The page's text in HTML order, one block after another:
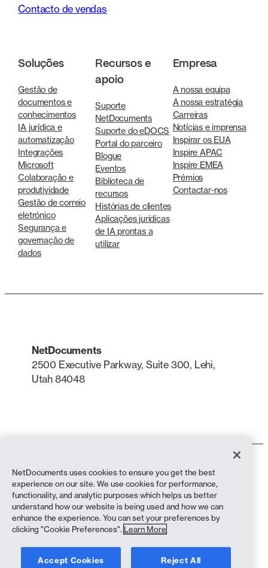
Contacto de vendas
Soluções
Gestão de
documentos e
conhecimentos
IA jurídica e
automatização
Integrações
Microsoft
Colaboração e
produtividade
Gestão de correio
eletrónico
Segurança e
governação de
dados
Recursos e
apoio
Suporte
NetDocuments
Suporte do eDOCS
Portal do parceiro
Blogue
Eventos
Biblioteca de
recursos
Histórias de clientes
Aplicações jurídicas
de IA prontas a
utilizar
Empresa
A nossa equipa
A nossa estratégia
Carreiras
Notícias e imprensa
Inspirar os EUA
Inspire APAC
Inspire EMEA
Prémios
Contactar-nos
NetDocuments
2500 Executive Parkway, Suite 300, Lehi,
Utah 84048
Política de privacidade
Política de privacidade (residentes na Califórnia)
Declaração contra a Escravidão
Política de cookies
Conformidade
Copyright © 2026 NetDocuments Software, Inc. Todos os direitos
NetDocuments uses cookies to ensure you get the best
experience on our site. We use cookies for performance,
functionality, and analytic purposes which helps us better
understand how our website is being used and how we can
enhance the experience. You can set your preferences by
clicking "Cookie Preferences". Learn More
Accept Cookies Reject All